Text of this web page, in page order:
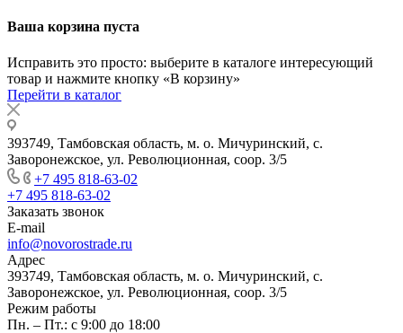
Ваша корзина пуста
Исправить это просто: выберите в каталоге интересующий
товар и нажмите кнопку «В корзину»
Перейти в каталог
393749, Тамбовская область, м. о. Мичуринский, с.
Заворонежское, ул. Революционная, соор. 3/5
+7 495 818-63-02
+7 495 818-63-02
Заказать звонок
E-mail
info@novorostrade.ru
Адрес
393749, Тамбовская область, м. о. Мичуринский, с.
Заворонежское, ул. Революционная, соор. 3/5
Режим работы
Пн. – Пт.: с 9:00 до 18:00